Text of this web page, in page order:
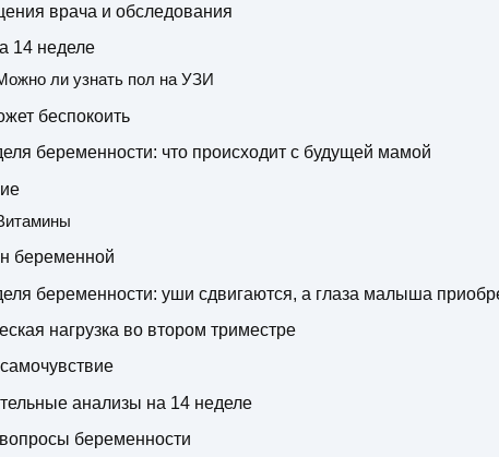
врача и обследования
14 неделе
ли узнать пол на УЗИ
беспокоить
беременности: что происходит с будущей мамой
беременной
беременности: уши сдвигаются, а глаза малыша
нагрузка во втором триместре
анализы на 14 неделе
беременности